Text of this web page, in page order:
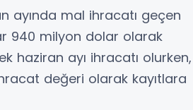
ayında mal ihracatı geçen
940 milyon dolar olarak
haziran ayı ihracatı olurken,
değeri olarak kayıtlara